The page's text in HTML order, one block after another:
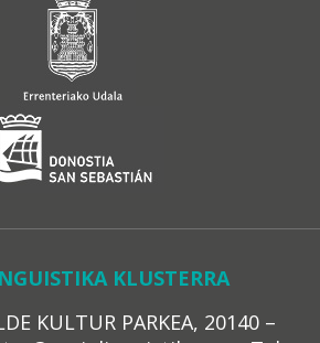
KLUSTERRA
KULTUR PARKEA, 20140 –